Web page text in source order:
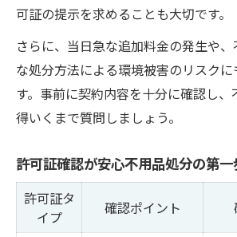
可証の提示を求めることも大切です。
さらに、当日急な追加料金の発生や
な処分方法による環境被害のリスク
す。事前に契約内容を十分に確認し
得いくまで質問しましょう。
許可証確認が安心不用品処分の第一
許可証タ
イプ
確認ポイント